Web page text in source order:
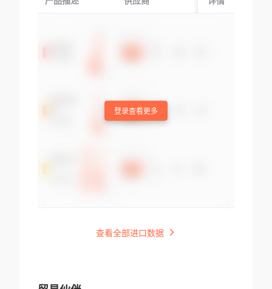
登录查看更多
查看全部进口数据